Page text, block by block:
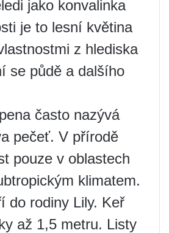
jako konvalinka
je to lesní květina
z hlediska
se půdě a dalšího
často nazývá
pečeť. V přírodě
pouze v oblastech
klimatem.
do rodiny Lily. Keř
až 1,5 metru. Listy